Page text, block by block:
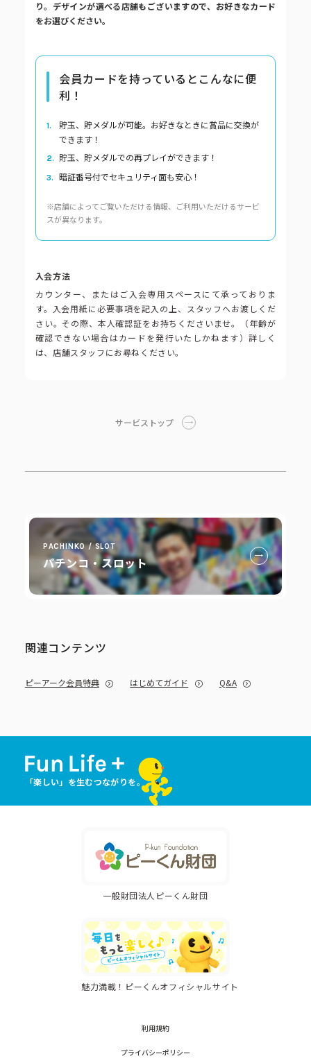
ピーアークの歩み
企業・団体向け募集情報
コーポレートブック
CSR理念
CSRニュース
IR情報
公式アカウント一覧
利用規約
り。デザインが選べる店舗もございますので、お好きなカード
をお選びください。
会員カードを持っているとこんなに便
利！
貯玉、貯メダルが可能。お好きなときに賞品に交換が
できます！
貯玉、貯メダルでの再プレイができます！
暗証番号付でセキュリティ面も安心！
※店舗によってご覧いただける情報、ご利用いただけるサービ
スが異なります。
入会方法
カウンター、またはご入会専用スペースにて承っておりま
す。入会用紙に必要事項を記入の上、スタッフへお渡しくだ
さい。その際、本人確認証をお持ちくださいませ。（年齢が
確認できない場合はカードを発行いたしかねます）詳しく
は、店舗スタッフにお尋ねください。
サービストップ
パチンコ・スロット
関連コンテンツ
ピーアーク会員特典 はじめてガイド Q&A
「楽しい」を生むつながりを。
一般財団法人ピーくん財団
魅力満載！ピーくんオフィシャルサイト
利用規約
プライバシーポリシー